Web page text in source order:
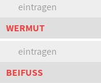
eintragen
WERMUT
eintragen
BEIFUSS